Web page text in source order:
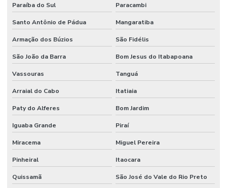
Higienização De Superfícies Comerciais E Industriais
Implantação De Manutenção Preditiva
Implementação De Manutenção Preditiva
Inspeções Regulares De Equipamentos
Limpeza De Ambientes
Limpeza De Ambientes Industriais
Limpeza De Áreas De Convivência
Limpeza De Áreas Externas E Jardins
Paraíba do Sul Paracambi
Santo Antônio de Pádua Mangaratiba
Armação dos Búzios São Fidélis
São João da Barra Bom Jesus do Itabapoana
Vassouras Tanguá
Arraial do Cabo Itatiaia
Paty do Alferes Bom Jardim
Iguaba Grande Piraí
Miracema Miguel Pereira
Pinheiral Itaocara
Quissamã São José do Vale do Rio Preto